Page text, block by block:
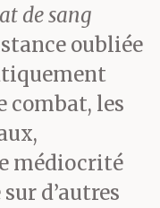
de sang
oubliée
combat, les
médiocrité
d’autres